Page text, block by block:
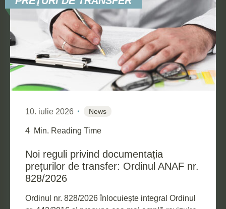
10. iulie 2026 News
4 Min. Reading Time
Noi reguli privind documentația
prețurilor de transfer: Ordinul ANAF nr.
828/2026
Ordinul nr. 828/2026 înlocuiește integral Ordinul